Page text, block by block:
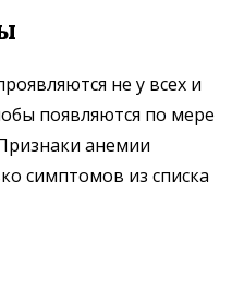
не у всех и
появляются по мере
анемии
симптомов из списка